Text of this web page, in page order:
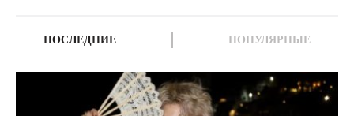
ПОСЛЕДНИЕ ПОПУЛЯРНЫЕ